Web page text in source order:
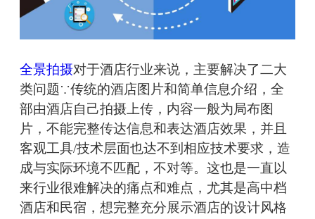
全景拍摄对于酒店行业来说，主要解决了二大
类问题∵传统的酒店图片和简单信息介绍，全
部由酒店自己拍摄上传，内容一般为局布图
片，不能完整传达信息和表达酒店效果，并且
客观工具/技术层面也达不到相应技术要求，造
成与实际环境不匹配，不对等。这也是一直以
来行业很难解决的痛点和难点，尤其是高中档
酒店和民宿，想完整充分展示酒店的设计风格